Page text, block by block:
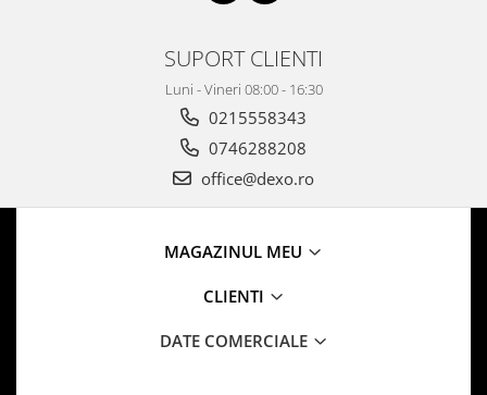
SUPORT CLIENTI
Luni - Vineri 08:00 - 16:30
0215558343
0746288208
office@dexo.ro
MAGAZINUL MEU
CLIENTI
DATE COMERCIALE